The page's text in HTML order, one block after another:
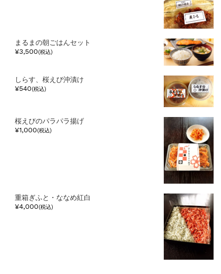
まるまの朝ごはんセット
¥3,500(税込)
しらす、桜えび沖漬け
¥540(税込)
桜えびのパラパラ揚げ
¥1,000(税込)
重箱ぎふと・ななめ紅白
¥4,000(税込)